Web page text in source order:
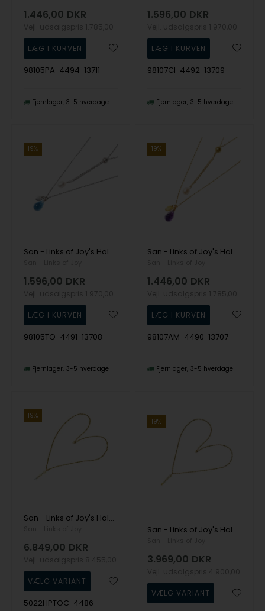
1.446,00 DKR
98105PA-4494-13711
Fjernlager 3-5 hverdage
1.596,00 DKR
98107CI-4492-13709
Fjernlager 3-5 hverdage
19%
San - Links of Joy's Halskæde i rhodineret sterlingsølv med topas - More than one 80cm
1.596,00 DKR
98105TO-4491-13708
Fjernlager 3-5 hverdage
19%
San - Links of Joy's Halskæde i forgyldt sterlingsølv med ametyst - More than one 80cm
1.446,00 DKR
98107AM-4490-13707
Fjernlager 3-5 hverdage
19%
San - Links of Joy's Halskæde i 14kt singapore kæde med ferskvandsperler og topas 38cm
6.849,00 DKR
5022HPTOC-4486-
19%
San - Links of Joy's Halskæde i 9kt singapore kæde med ferskvandsperler og citrin 38cm
3.969,00 DKR